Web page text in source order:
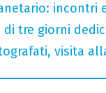
incontri
tre giorni
visita